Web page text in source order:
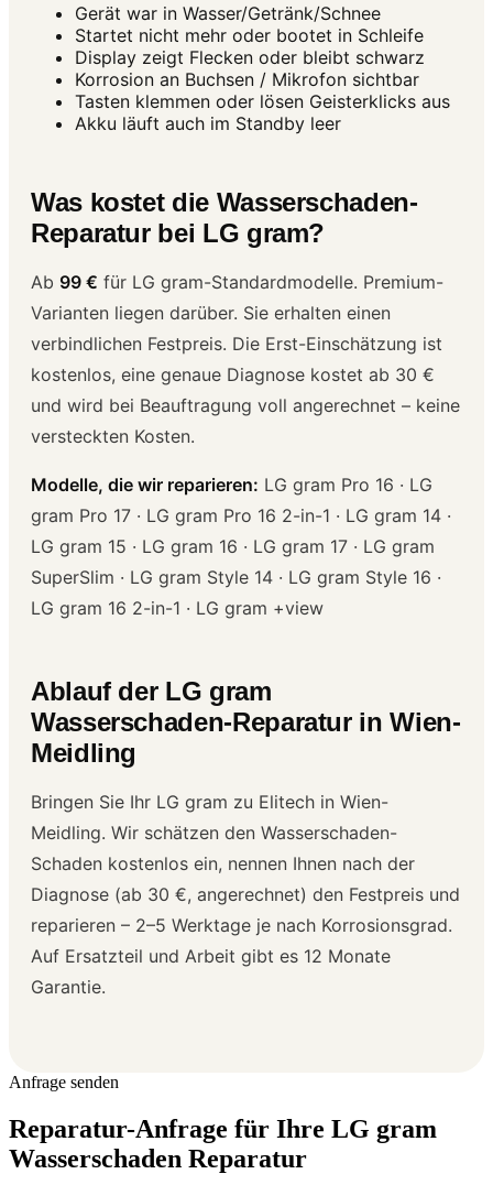
Gerät war in Wasser/Getränk/Schnee
Startet nicht mehr oder bootet in Schleife
Display zeigt Flecken oder bleibt schwarz
Korrosion an Buchsen / Mikrofon sichtbar
Tasten klemmen oder lösen Geisterklicks aus
Akku läuft auch im Standby leer
Was kostet die Wasserschaden-
Reparatur bei LG gram?
Ab 99 € für LG gram-Standardmodelle. Premium-
Varianten liegen darüber. Sie erhalten einen
verbindlichen Festpreis. Die Erst-Einschätzung ist
kostenlos, eine genaue Diagnose kostet ab 30 €
und wird bei Beauftragung voll angerechnet – keine
versteckten Kosten.
Modelle, die wir reparieren: LG gram Pro 16 · LG
gram Pro 17 · LG gram Pro 16 2-in-1 · LG gram 14 ·
LG gram 15 · LG gram 16 · LG gram 17 · LG gram
SuperSlim · LG gram Style 14 · LG gram Style 16 ·
LG gram 16 2-in-1 · LG gram +view
Ablauf der LG gram
Wasserschaden-Reparatur in Wien-
Meidling
Bringen Sie Ihr LG gram zu Elitech in Wien-
Meidling. Wir schätzen den Wasserschaden-
Schaden kostenlos ein, nennen Ihnen nach der
Diagnose (ab 30 €, angerechnet) den Festpreis und
reparieren – 2–5 Werktage je nach Korrosionsgrad.
Auf Ersatzteil und Arbeit gibt es 12 Monate
Garantie.
Anfrage senden
Reparatur-Anfrage für Ihre LG gram
Wasserschaden Reparatur